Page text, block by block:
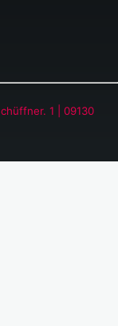
1 | 09130